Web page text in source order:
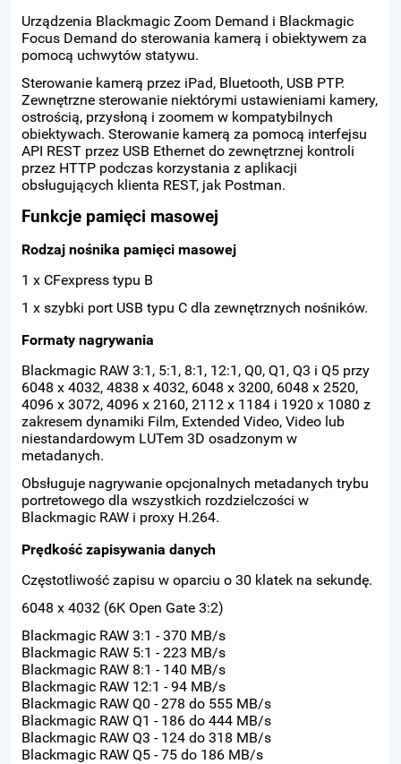
Urządzenia Blackmagic Zoom Demand i Blackmagic
Focus Demand do sterowania kamerą i obiektywem za
pomocą uchwytów statywu.
Sterowanie kamerą przez iPad, Bluetooth, USB PTP.
Zewnętrzne sterowanie niektórymi ustawieniami kamery,
ostrością, przysłoną i zoomem w kompatybilnych
obiektywach. Sterowanie kamerą za pomocą interfejsu
API REST przez USB Ethernet do zewnętrznej kontroli
przez HTTP podczas korzystania z aplikacji
obsługujących klienta REST, jak Postman.
Funkcje pamięci masowej
Rodzaj nośnika pamięci masowej
1 x CFexpress typu B
1 x szybki port USB typu C dla zewnętrznych nośników.
Formaty nagrywania
Blackmagic RAW 3:1, 5:1, 8:1, 12:1, Q0, Q1, Q3 i Q5 przy
6048 x 4032, 4838 x 4032, 6048 x 3200, 6048 x 2520,
4096 x 3072, 4096 x 2160, 2112 x 1184 i 1920 x 1080 z
zakresem dynamiki Film, Extended Video, Video lub
niestandardowym LUTem 3D osadzonym w
metadanych.
Obsługuje nagrywanie opcjonalnych metadanych trybu
portretowego dla wszystkich rozdzielczości w
Blackmagic RAW i proxy H.264.
Prędkość zapisywania danych
Częstotliwość zapisu w oparciu o 30 klatek na sekundę.
6048 x 4032 (6K Open Gate 3:2)
Blackmagic RAW 3:1 - 370 MB/s
Blackmagic RAW 5:1 - 223 MB/s
Blackmagic RAW 8:1 - 140 MB/s
Blackmagic RAW 12:1 - 94 MB/s
Blackmagic RAW Q0 - 278 do 555 MB/s
Blackmagic RAW Q1 - 186 do 444 MB/s
Blackmagic RAW Q3 - 124 do 318 MB/s
Blackmagic RAW Q5 - 75 do 186 MB/s